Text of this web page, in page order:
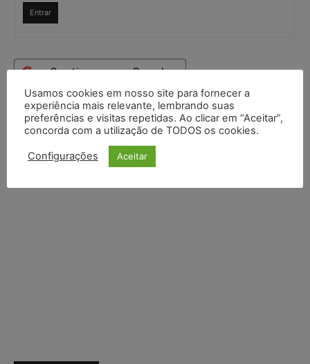
Entrar
Continuar comGoogle
Continuar comX
Usamos cookies em nosso site para fornecer a
experiência mais relevante, lembrando suas
preferências e visitas repetidas. Ao clicar em “Aceitar”,
concorda com a utilização de TODOS os cookies.
Configurações Aceitar